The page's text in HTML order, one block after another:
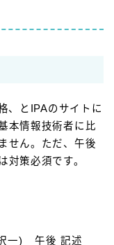
、とIPAのサイトに
本情報技術者に比
せん。ただ、午後
対策必須です。
一) 午後 記述